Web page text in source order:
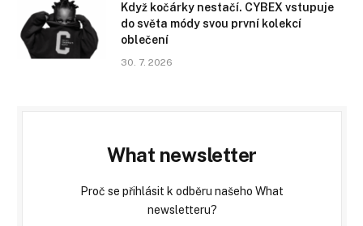
Když kočárky nestačí. CYBEX vstupuje
do světa módy svou první kolekcí
oblečení
30. 7. 2026
What newsletter
Proč se přihlásit k odběru našeho What
newsletteru?